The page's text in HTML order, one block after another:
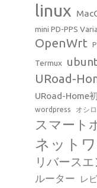
linux
mini PD-PPS
OpenWrt
Termux
URoad-
URoad-Home
wordpress オシ
スマート
ネット
リバース
ルーター レ